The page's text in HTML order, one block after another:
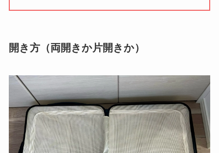
開き方（両開きか片開きか）